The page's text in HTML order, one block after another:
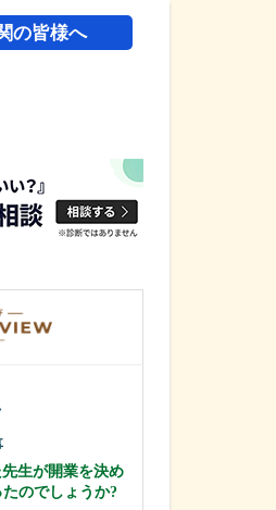
の皆様へ
生が開業を決め
のでしょうか?